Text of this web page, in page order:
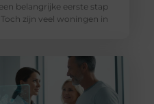
belangrijke eerste stap
zijn veel woningen in